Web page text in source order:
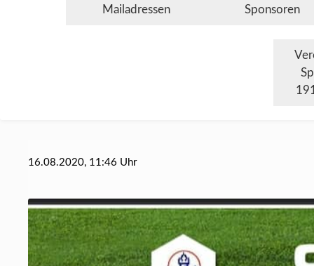
Mailadressen
Sponsoren
16.08.2020, 11:46 Uhr